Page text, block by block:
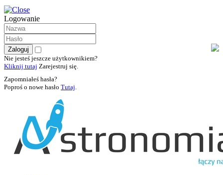
Logowanie
Nie jesteś jeszcze użytkownikiem?
Kliknij tutaj Zarejestruj się.
Zapomniałeś hasła?
Poproś o nowe hasło Tutaj.